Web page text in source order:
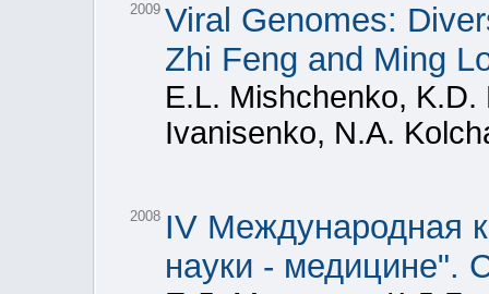
2009 Viral Genomes:
Zhi Feng and Ming
E.L. Mishchenko,
Ivanisenko, N.A.
2008 IV Международная
науки - медицине".